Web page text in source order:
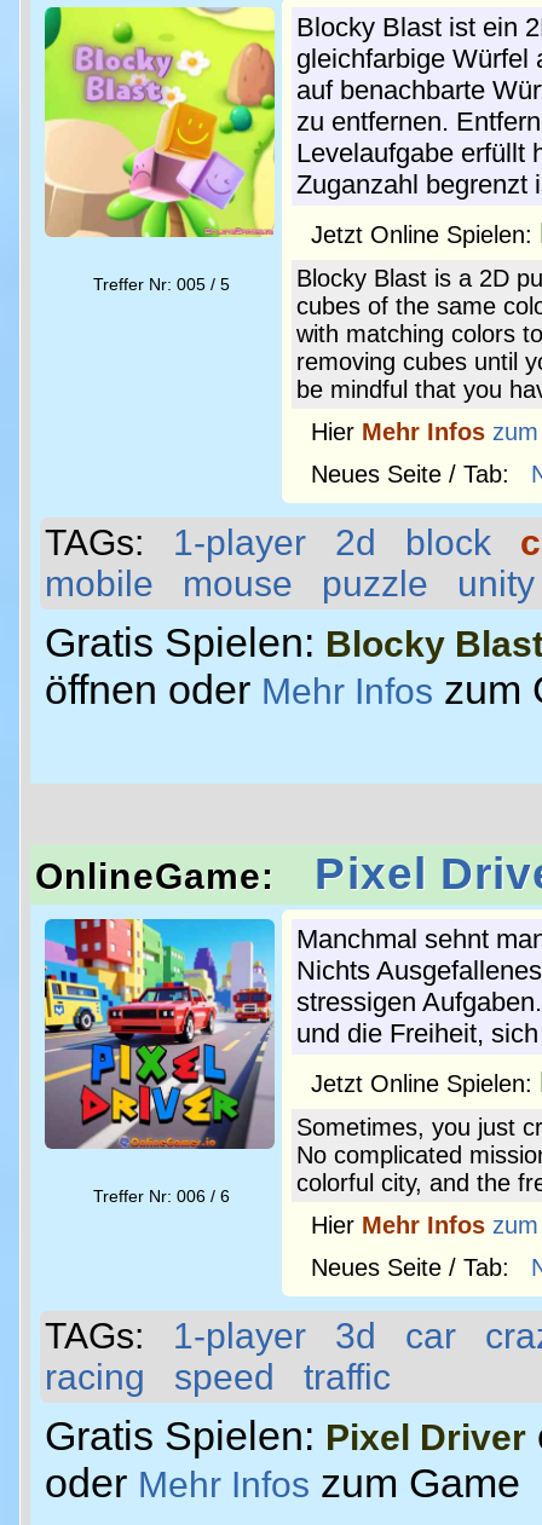
Treffer Nr: 005 / 5
Blocky Blast ist ein
gleichfarbige Würfel
auf benachbarte
zu entfernen.
Levelaufgabe erfüllt
Zuganzahl begrenzt
Jetzt Online Spielen:
Blocky Blast is a 2D
cubes of the same
with matching colors
removing cubes until
be mindful that you
Hier Mehr Infos
Neues Seite / Tab:
TAGs: 1-player 2d block
mobile
mouse puzzle unity
Gratis Spielen: Blocky
öffnen oder Mehr Infos zum
OnlineGame: Pixel
Treffer Nr: 006 / 6
Manchmal sehnt
Nichts
stressigen
und die Freiheit,
Jetzt Online Spielen:
Sometimes, you just
No complicated
colorful city, and the
Hier Mehr Infos
Neues Seite / Tab:
TAGs: 1-player 3d car
racing
speed traffic
Gratis Spielen: Pixel Driver
oder Mehr Infos zum Game